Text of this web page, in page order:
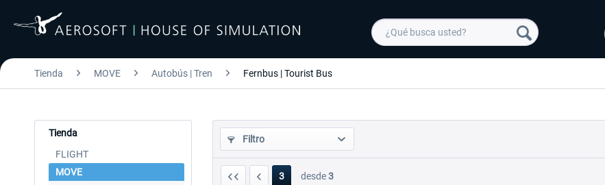
Tienda MOVE Autobús | Tren Fernbus | Tourist Bus
Tienda
FLIGHT
MOVE
Filtro
3 desde3